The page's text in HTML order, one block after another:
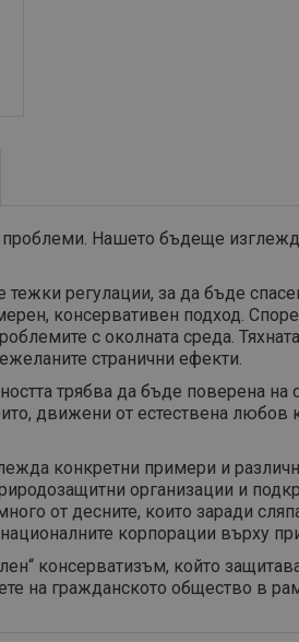
Нашето бъдеще
регулации, за да бъде
консервативен подход.
с околната среда.
странични ефекти.
трябва да бъде поверена на
движени от естествена
конкретни примери и
организации и
от десните, които заради
корпорации върху
консерватизъм, който
на гражданското общество в